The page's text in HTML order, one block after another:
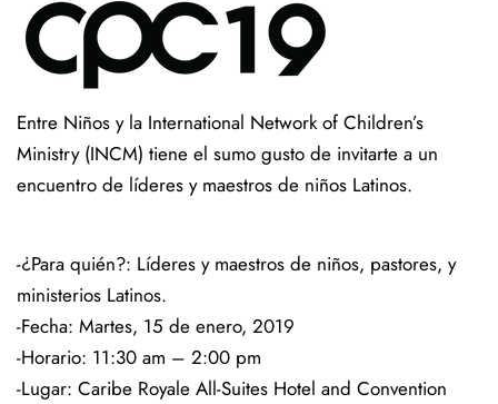
Entre Niños y la International Network of Children’s
Ministry (INCM) tiene el sumo gusto de invitarte a un
encuentro de líderes y maestros de niños Latinos.
-¿Para quién?: Líderes y maestros de niños, pastores, y
ministerios Latinos.
-Fecha: Martes, 15 de enero, 2019
-Horario: 11:30 am – 2:00 pm
-Lugar: Caribe Royale All-Suites Hotel and Convention